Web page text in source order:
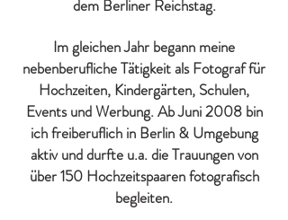
dem Berliner Reichstag.
Im gleichen Jahr begann meine
nebenberufliche Tätigkeit als Fotograf für
Hochzeiten, Kindergärten, Schulen,
Events und Werbung. Ab Juni 2008 bin
ich freiberuflich in Berlin & Umgebung
aktiv und durfte u.a. die Trauungen von
über 150 Hochzeitspaaren fotografisch
begleiten.